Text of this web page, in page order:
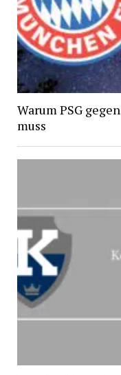
Warum PSG
muss